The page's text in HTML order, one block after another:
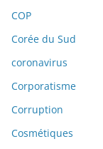
COP
Corée du Sud
coronavirus
Corporatisme
Corruption
Cosmétiques